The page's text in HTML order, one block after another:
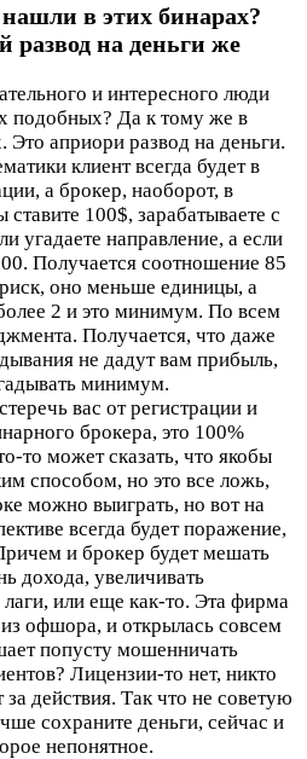
нашли в этих бинарах?
развод на деньги же
и интересного люди
подобных? Да к тому же в
априори развод на деньги.
клиент всегда будет в
а брокер, наоборот, в
100$, зарабатываете с
угадаете направление, а если
Получается соотношение 85
оно меньше единицы, а
2 и это минимум. По всем
Получается, что даже
не дадут вам прибыль,
минимум.
вас от регистрации и
брокера, это 100%
то может сказать, что якобы
способом, но это все ложь,
можно выиграть, но вот на
всегда будет поражение,
и брокер будет мешать
дохода, увеличивать
или еще как-то. Эта фирма
офшора, и открылась совсем
попусту мошенничать
Лицензии-то нет, никто
действия. Так что не советую
сохраните деньги, сейчас и
непонятное.